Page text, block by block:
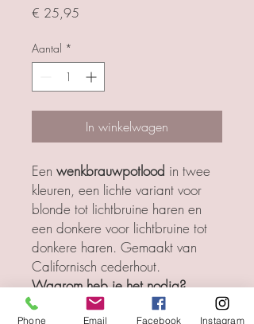
€ 25,95
Aantal *
In winkelwagen
Een wenkbrauwpotlood in twee
kleuren, een lichte variant voor
blonde tot lichtbruine haren en
een donkere voor lichtbruine tot
donkere haren. Gemaakt van
Californisch cederhout.
Waarom heb je het nodig?
Om de wenkbrauwen te
Phone Email Facebook Instagram